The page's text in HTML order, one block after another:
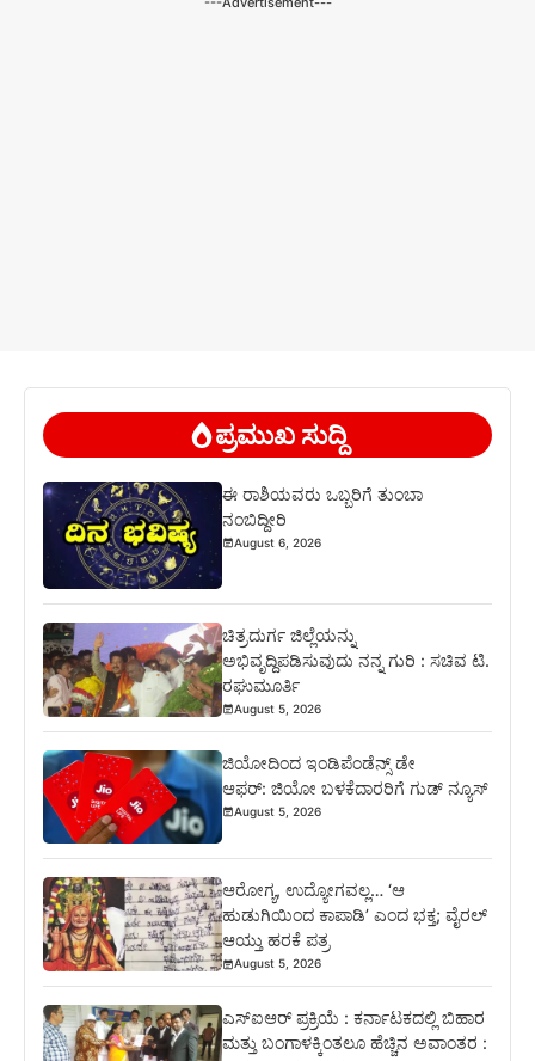
ಪ್ರಮುಖ ಸುದ್ದಿ
ಈ ರಾಶಿಯವರು ಒಬ್ಬರಿಗೆ ತುಂಬಾ
ನಂಬಿದ್ದೀರಿ
August 6, 2026
ಚಿತ್ರದುರ್ಗ ಜಿಲ್ಲೆಯನ್ನು
ಅಭಿವೃದ್ದಿಪಡಿಸುವುದು ನನ್ನ ಗುರಿ : ಸಚಿವ ಟಿ.
ರಘುಮೂರ್ತಿ
August 5, 2026
ಜಿಯೋದಿಂದ ಇಂಡಿಪೆಂಡೆನ್ಸ್ ಡೇ
ಆಫರ್: ಜಿಯೋ ಬಳಕೆದಾರರಿಗೆ ಗುಡ್ ನ್ಯೂಸ್
August 5, 2026
ಆರೋಗ್ಯ, ಉದ್ಯೋಗವಲ್ಲ… ‘ಆ
ಹುಡುಗಿಯಿಂದ ಕಾಪಾಡಿ’ ಎಂದ ಭಕ್ತ; ವೈರಲ್
ಆಯ್ತು ಹರಕೆ ಪತ್ರ
August 5, 2026
ಎಸ್‍ಐಆರ್ ಪ್ರಕ್ರಿಯೆ : ಕರ್ನಾಟಕದಲ್ಲಿ ಬಿಹಾರ
ಮತ್ತು ಬಂಗಾಳಕ್ಕಿಂತಲೂ ಹೆಚ್ಚಿನ ಅವಾಂತರ :